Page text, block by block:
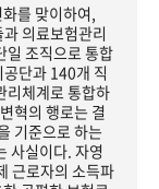
를 맞이하여,
의료보험관리
일 조직으로 통합
단과 140개 직
리체계로 통합하
혁의 행로는 결
기준으로 하는
사실이다. 자영
근로자의 소득파